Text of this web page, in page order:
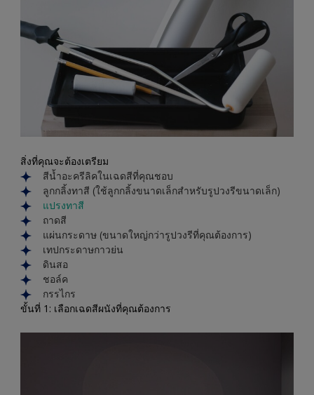
สิ่งที่คุณจะต้องเตรียม
สีน้ำอะครีลิคในเฉดสีที่คุณชอบ
ลูกกลิ้งทาสี (ใช้ลูกกลิ้งขนาดเล็กสำหรับรูปวงรีขนาดเล็ก)
แปรงทาสี
ถาดสี
แผ่นกระดาษ (ขนาดใหญ่กว่ารูปวงรีที่คุณต้องการ)
เทปกระดาษกาวย่น
ดินสอ
ชอล์ค
กรรไกร
ขั้นที่ 1: เลือกเฉดสีผนังที่คุณต้องการ